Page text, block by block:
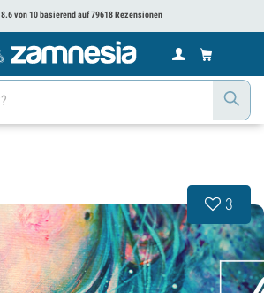
8.6 von 10 basierend auf 79618 Rezensionen
3